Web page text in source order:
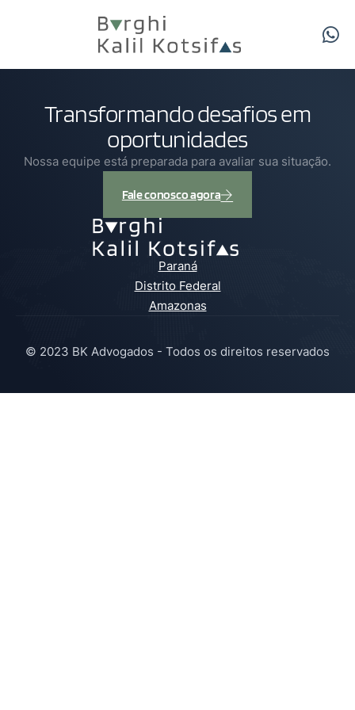
Transformando desafios em
oportunidades
Nossa equipe está preparada para avaliar sua situação.
Fale conosco agora
Paraná
Distrito Federal
Amazonas
© 2023 BK Advogados - Todos os direitos reservados